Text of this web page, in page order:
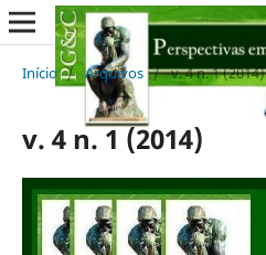
Início / Arquivos / v. 4 n. 1 (2014)
v. 4 n. 1 (2014)